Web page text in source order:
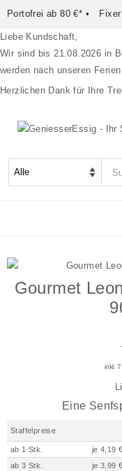
Portofrei ab 80 €* •
Liebe Kundschaft,
Wir sind bis 21.08.2026 in
werden nach unseren
Herzlichen Dank für Ihre
Feine Zutaten
Süßes
Neue Artikel
Gourmet
inkl.
Eine
Staffelpreise
ab 1 Stk. je 4,19 €
ab 3 Stk.
je 3,99 €